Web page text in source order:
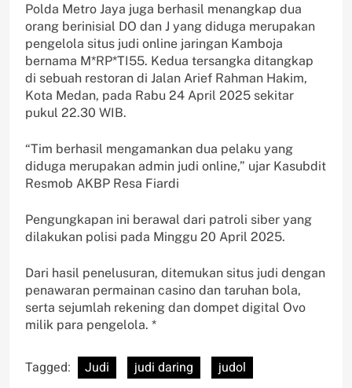
Polda Metro Jaya juga berhasil menangkap dua
orang berinisial DO dan J yang diduga merupakan
pengelola situs judi online jaringan Kamboja
bernama M*RP*TI55. Kedua tersangka ditangkap
di sebuah restoran di Jalan Arief Rahman Hakim,
Kota Medan, pada Rabu 24 April 2025 sekitar
pukul 22.30 WIB.
“Tim berhasil mengamankan dua pelaku yang
diduga merupakan admin judi online,” ujar Kasubdit
Resmob AKBP Resa Fiardi
Pengungkapan ini berawal dari patroli siber yang
dilakukan polisi pada Minggu 20 April 2025.
Dari hasil penelusuran, ditemukan situs judi dengan
penawaran permainan casino dan taruhan bola,
serta sejumlah rekening dan dompet digital Ovo
milik para pengelola. *
Tagged: Judi judi daring judol